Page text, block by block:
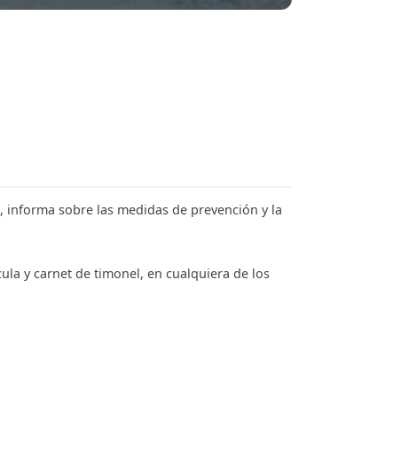
sobre las medidas de prevención y la
y carnet de timonel, en cualquiera de los